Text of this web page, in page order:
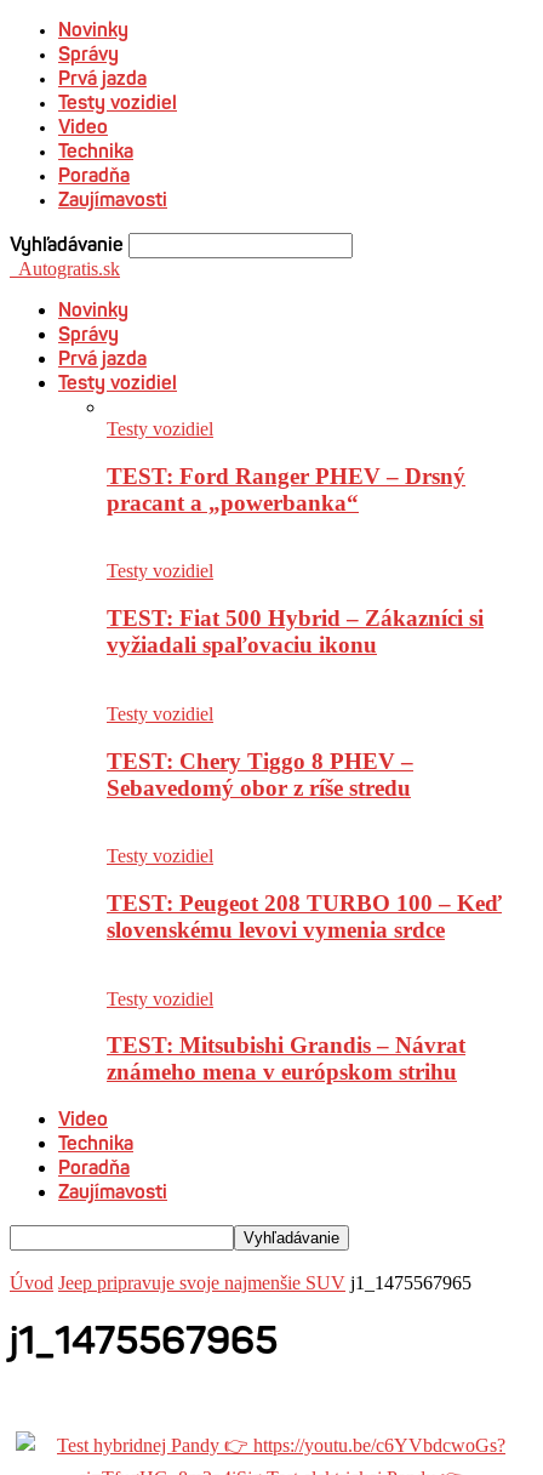
Novinky
Správy
Prvá jazda
Testy vozidiel
Video
Technika
Poradňa
Zaujímavosti
Vyhľadávanie
Autogratis.sk
Novinky
Správy
Prvá jazda
Testy vozidiel
Testy vozidiel
TEST: Ford Ranger PHEV – Drsný
pracant a „powerbanka“
Testy vozidiel
TEST: Fiat 500 Hybrid – Zákazníci si
vyžiadali spaľovaciu ikonu
Testy vozidiel
TEST: Chery Tiggo 8 PHEV –
Sebavedomý obor z ríše stredu
Testy vozidiel
TEST: Peugeot 208 TURBO 100 – Keď
slovenskému levovi vymenia srdce
Testy vozidiel
TEST: Mitsubishi Grandis – Návrat
známeho mena v európskom strihu
Video
Technika
Poradňa
Zaujímavosti
Úvod Jeep pripravuje svoje najmenšie SUV j1_1475567965
j1_1475567965